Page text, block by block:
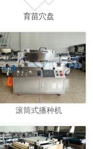
育苗穴盘
滚筒式播种机